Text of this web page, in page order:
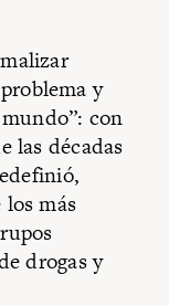
y
con
las décadas
más
drogas y